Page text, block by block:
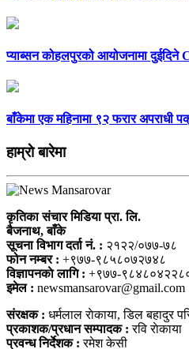
प्याब्सन कोहलपुरको आयोजनामा दुईदिने
बाँकेमा एक महिनामा ९२ फरार अपराधी
हाम्राे बारेमा
कृतिका संचार मिडिया प्रा. लि.
बैजनाथ, बाँके
सूचना विभाग दर्ता नं. : २१२२/०७७-७८
फोन नम्बर : +९७७-९८५८०७२७४८
विज्ञापनकाे लागि : +९७७-
इमेल : newsmansarovar@gmail.com
संरक्षक : धर्मलाल राेकाया, डिल बहादुर
प्रकाशक/प्रधान सम्पादक : रवि राेकाया
प्रवन्ध निर्देशक : रमेश केसी